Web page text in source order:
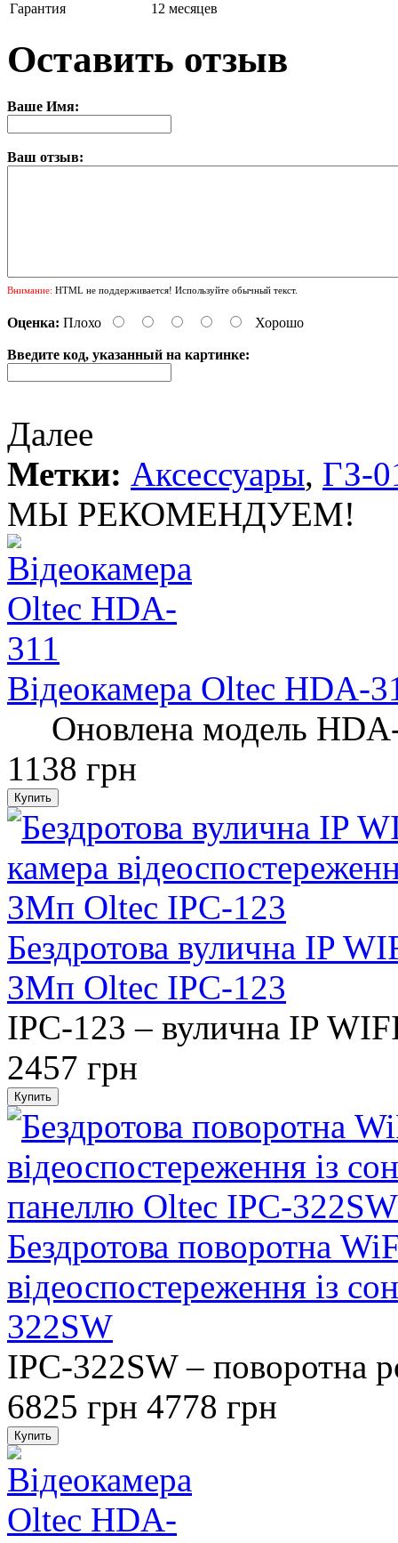
Гарантия
12 месяцев
Оставить отзыв
Ваше Имя:
Ваш отзыв:
Внимание: HTML не поддерживается! Используйте обычный текст.
Оценка: Плохо Хорошо
Введите код, указанный на картинке:
Далее
Метки: Аксессуары, ГЗ-
МЫ РЕКОМЕНДУЕМ!
Відеокамера Oltec HDA-
Оновлена ​​модель
1138 грн
Бездротова вулична IP
3Мп Oltec IPC-123
IPC-123 – вулична IP
2457 грн
Бездротова поворотна
відеоспостереження із
322SW
IPC-322SW – поворотна
6825 грн 4778 грн